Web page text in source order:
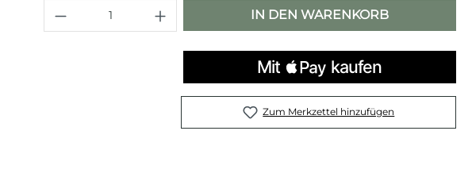
Produkt Anzahl: Gib den gewünschten
IN DEN WARENKORB
Zum Merkzettel hinzufügen